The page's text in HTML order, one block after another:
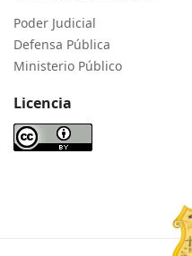
Poder Judicial
Defensa Pública
Ministerio Público
Licencia